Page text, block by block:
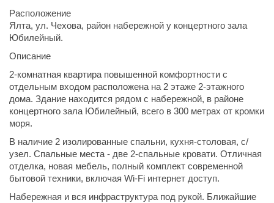
Расположение
Ялта, ул. Чехова, район набережной у концертного зала
Юбилейный.
Описание
2-комнатная квартира повышенной комфортности с
отдельным входом расположена на 2 этаже 2-этажного
дома. Здание находится рядом с набережной, в районе
концертного зала Юбилейный, всего в 300 метрах от кромки
моря.
В наличие 2 изолированные спальни, кухня-столовая, с/
узел. Спальные места - две 2-спальные кровати. Отличная
отделка, новая мебель, полный комплект современной
бытовой техники, включая Wi-Fi интернет доступ.
Набережная и вся инфраструктура под рукой. Ближайшие